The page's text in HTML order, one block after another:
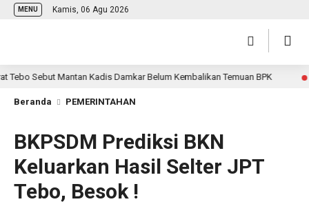
MENU Kamis, 06 Agu 2026
Sebut Mantan Kadis Damkar Belum Kembalikan Temuan BPK 1
Beranda PEMERINTAHAN
BKPSDM Prediksi BKN
Keluarkan Hasil Selter JPT
Tebo, Besok !